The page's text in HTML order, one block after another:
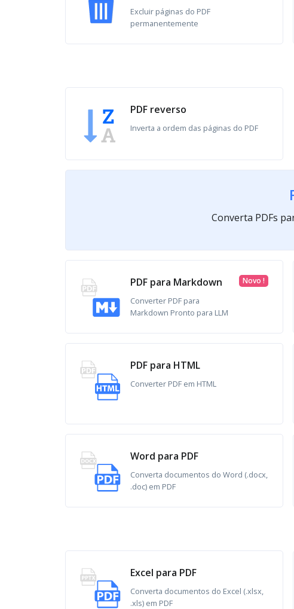
Excluir páginas do PDF
permanentemente
PDF reverso
Inverta a ordem das páginas do PDF
Converta PDFs
PDF para Markdown
Converter PDF para
Markdown Pronto para LLM
Novo !
PDF para HTML
Converter PDF em HTML
Word para PDF
Converta documentos do Word (.docx,
.doc) em PDF
Excel para PDF
Converta documentos do Excel (.xlsx,
.xls) em PDF